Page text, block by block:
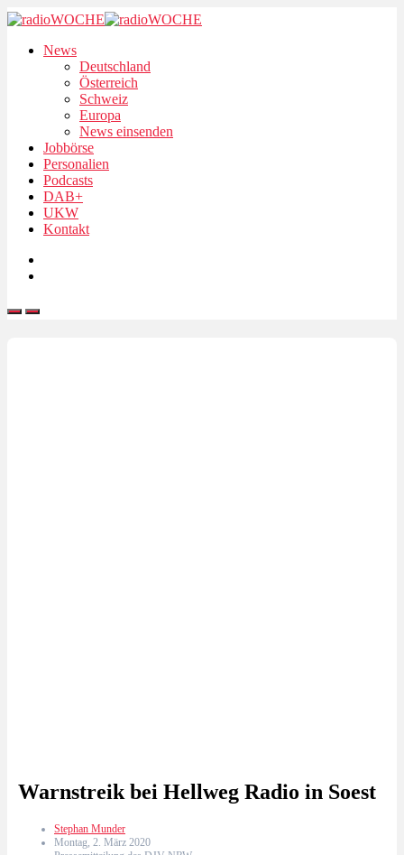
News
Deutschland
Österreich
Schweiz
Europa
News einsenden
Jobbörse
Personalien
Podcasts
DAB+
UKW
Kontakt
Warnstreik bei Hellweg Radio in Soest
Stephan Munder
Montag, 2. März 2020